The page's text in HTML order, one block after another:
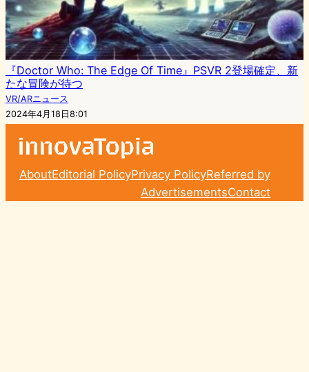
『Doctor Who: The Edge Of Time』PSVR 2登場確定、新
たな冒険が待つ
VR/ARニュース
2024年4月18日8:01
AboutEditorial PolicyPrivacy PolicyReferred by
AdvertisementsContact